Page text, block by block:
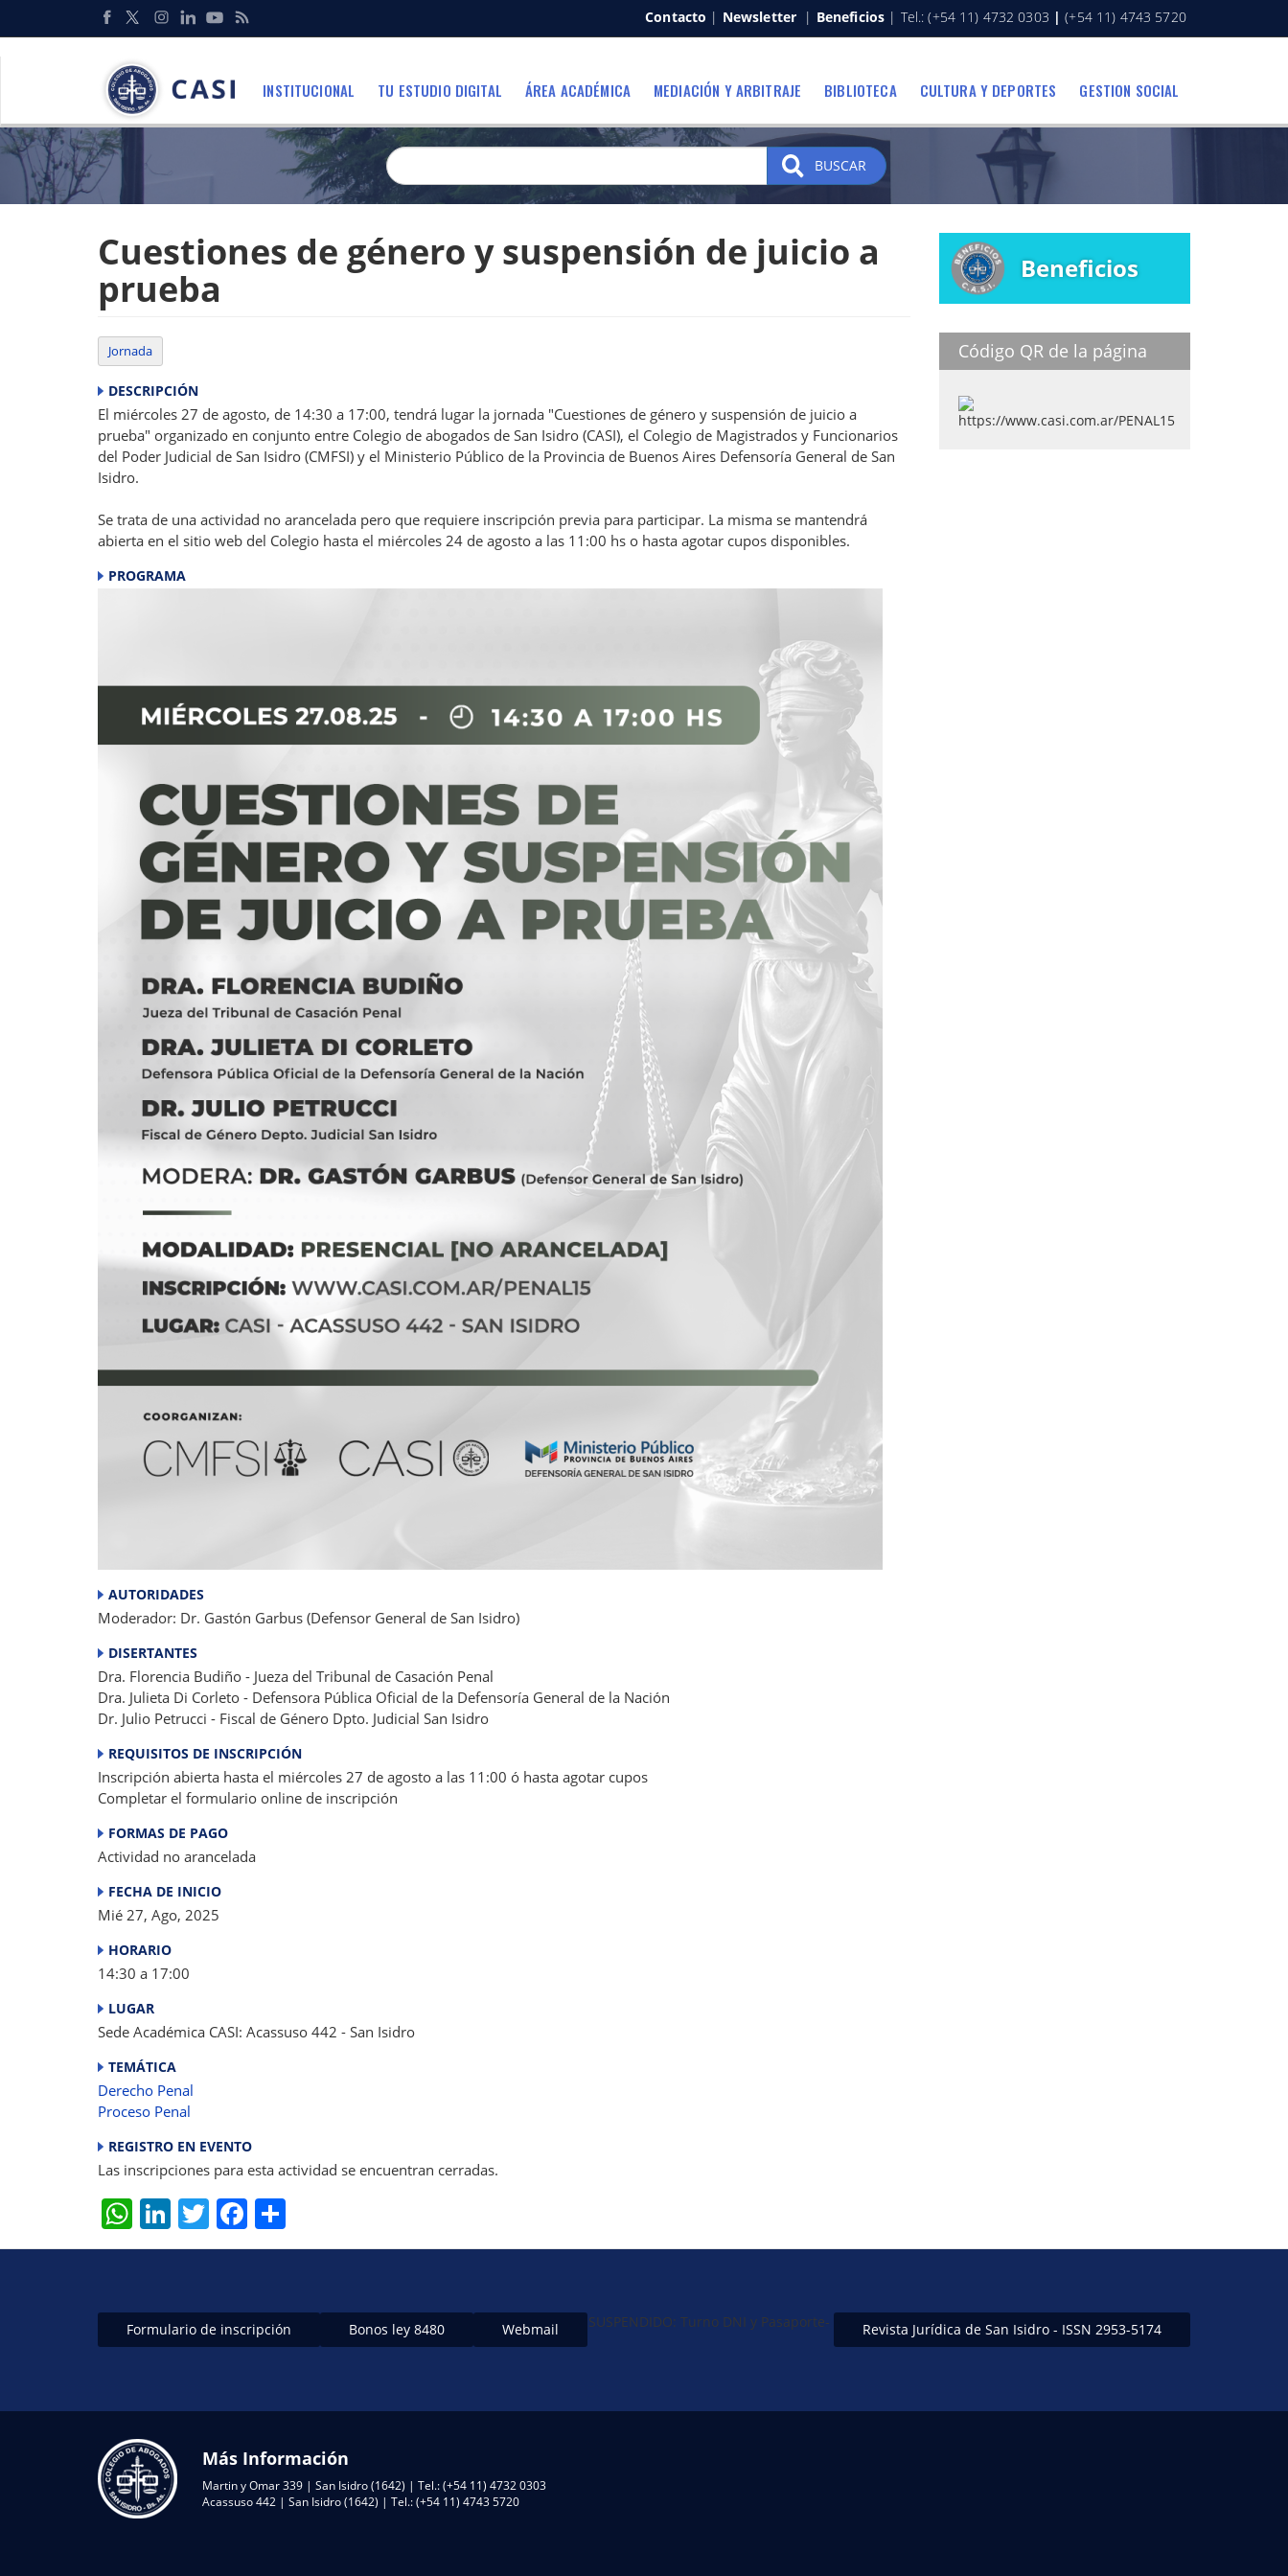
Redes
Sociales
Menu
Contacto | Newsletter | Beneficios | Tel.: (+54 11) 4732 0303 | (+54 11) 4743 5720
INSTITUCIONAL TU ESTUDIO DIGITAL ÁREA ACADÉMICA MEDIACIÓN Y ARBITRAJE BIBLIOTECA CULTURA Y DEPORTES GESTION SOCIAL
BUSCAR
Cuestiones de género y suspensión de juicio a
prueba
Jornada
DESCRIPCIÓN
El miércoles 27 de agosto, de 14:30 a 17:00, tendrá lugar la jornada "Cuestiones de género y suspensión de juicio a
prueba" organizado en conjunto entre Colegio de abogados de San Isidro (CASI), el Colegio de Magistrados y Funcionarios
del Poder Judicial de San Isidro (CMFSI) y el Ministerio Público de la Provincia de Buenos Aires Defensoría General de San
Isidro.
Se trata de una actividad no arancelada pero que requiere inscripción previa para participar. La misma se mantendrá
abierta en el sitio web del Colegio hasta el miércoles 24 de agosto a las 11:00 hs o hasta agotar cupos disponibles.
PROGRAMA
AUTORIDADES
Moderador: Dr. Gastón Garbus (Defensor General de San Isidro)
DISERTANTES
Dra. Florencia Budiño - Jueza del Tribunal de Casación Penal
Dra. Julieta Di Corleto - Defensora Pública Oficial de la Defensoría General de la Nación
Dr. Julio Petrucci - Fiscal de Género Dpto. Judicial San Isidro
REQUISITOS DE INSCRIPCIÓN
Inscripción abierta hasta el miércoles 27 de agosto a las 11:00 ó hasta agotar cupos
Completar el formulario online de inscripción
FORMAS DE PAGO
Actividad no arancelada
FECHA DE INICIO
Mié 27, Ago, 2025
HORARIO
14:30 a 17:00
LUGAR
Sede Académica CASI: Acassuso 442 - San Isidro
TEMÁTICA
Derecho Penal
Proceso Penal
REGISTRO EN EVENTO
Las inscripciones para esta actividad se encuentran cerradas.
W
h
s
A
Li
n
e
dI
T
w
er
F
a
e
b
k
h
e
Beneficios
Código QR de la página
Formulario de inscripción Bonos ley 8480 Webmail SUSPENDIDO: Turno DNI y Pasaporte- Revista Jurídica de San Isidro - ISSN 2953-5174
Más Información
Martin y Omar 339 | San Isidro (1642) | Tel.: (+54 11) 4732 0303
Acassuso 442 | San Isidro (1642) | Tel.: (+54 11) 4743 5720